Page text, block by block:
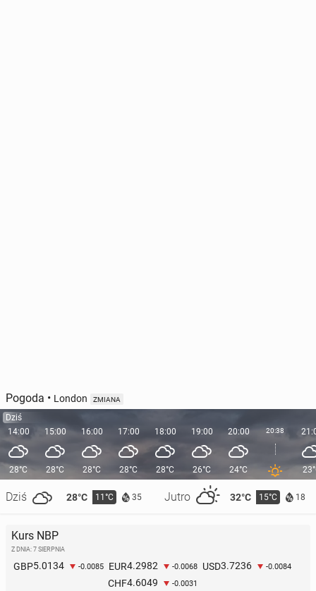
Pogoda • London ZMIANA
Dziś
14:00
28°C
Dziś 28°C 11°C 35 Jutro 32°C 15°C 18
15:00
28°C
16:00
28°C
17:00
28°C
18:00
28°C
19:00
26°C
20:00
24°C
20:38
Kurs NBP
Z DNIA: 7 SIERPNIA
GBP5.0134 -0.0085 EUR4.2982 -0.0068 USD3.7236 -0.0084
CHF4.6049 -0.0031